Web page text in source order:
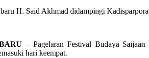
H. Said Akhmad didampingi
– Pagelaran Festival Budaya Saijaan
hari keempat.